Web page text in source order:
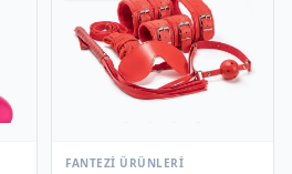
FANTEZI ÜRÜNLERI